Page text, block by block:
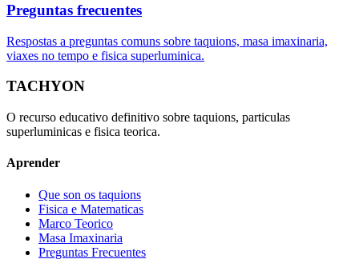
Preguntas frecuentes
Respostas a preguntas comuns sobre taquions, masa imaxinaria,
viaxes no tempo e fisica superluminica.
TACHYON
O recurso educativo definitivo sobre taquions, particulas
superluminicas e fisica teorica.
Aprender
Que son os taquions
Fisica e Matematicas
Marco Teorico
Masa Imaxinaria
Preguntas Frecuentes